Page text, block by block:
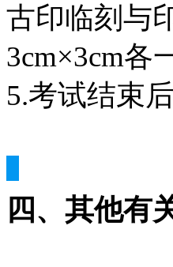
古印临刻与
3cm×3cm各
5.考试结束
四、其他有